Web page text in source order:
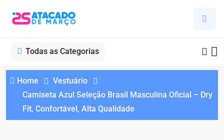
Todas as Categorias
Home
Vestuário
Camiseta Azul Seleção Brasil Masculina Oficial – Dry
Fit, Confortável, Alta Qualidade